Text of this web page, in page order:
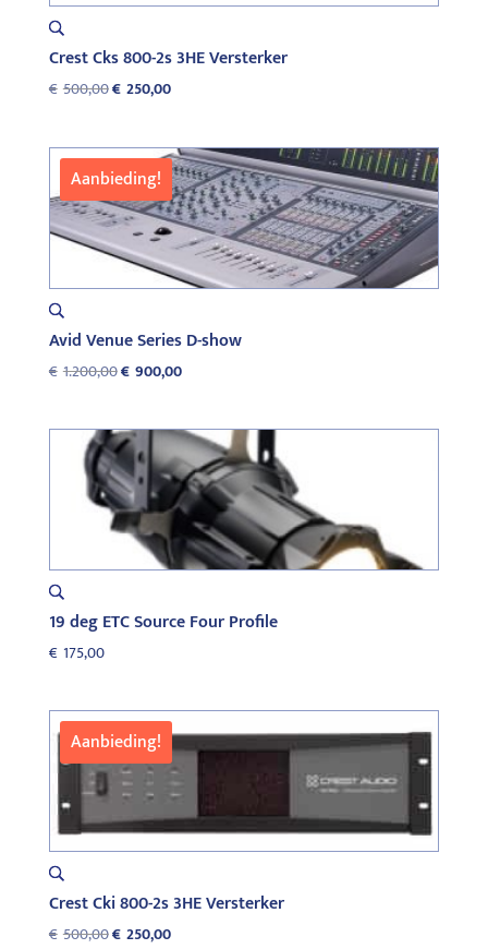
Crest Cks 800-2s 3HE Versterker
€ 500,00Oorspronkelijke
€500,00.
€ 250,00Huidige
€250,00.
Aanbieding!
Avid Venue Series D-show
€ 1.200,00Oorspronkelijke
€1.200,00.
€ 900,00Huidige
€900,00.
19 deg ETC Source Four Profile
€ 175,00
Aanbieding!
Crest Cki 800-2s 3HE Versterker
€ 500,00Oorspronkelijke
€ 250,00Huidige